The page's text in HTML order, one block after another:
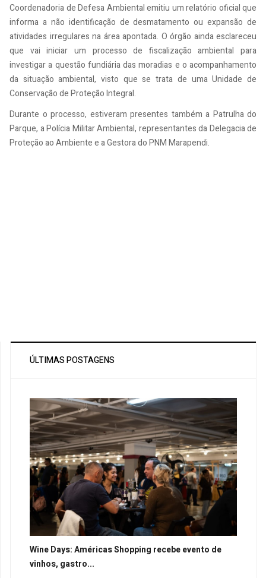
Coordenadoria de Defesa Ambiental emitiu um relatório oficial que
informa a não identificação de desmatamento ou expansão de
atividades irregulares na área apontada. O órgão ainda esclareceu
que vai iniciar um processo de fiscalização ambiental para
investigar a questão fundiária das moradias e o acompanhamento
da situação ambiental, visto que se trata de uma Unidade de
Conservação de Proteção Integral.
Durante o processo, estiveram presentes também a Patrulha do
Parque, a Polícia Militar Ambiental, representantes da Delegacia de
Proteção ao Ambiente e a Gestora do PNM Marapendi.
ÚLTIMAS POSTAGENS
Wine Days: Américas Shopping recebe evento de
vinhos, gastro...